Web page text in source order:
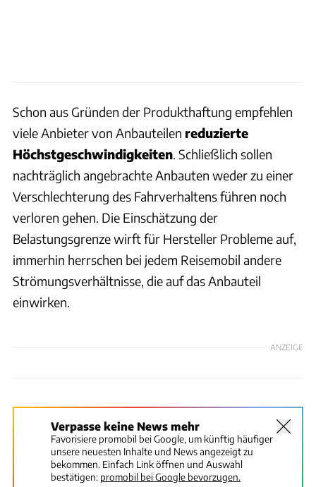
Schon aus Gründen der Produkthaftung empfehlen
viele Anbieter von Anbauteilen reduzierte
Höchstgeschwindigkeiten. Schließlich sollen
nachträglich angebrachte Anbauten weder zu einer
Verschlechterung des Fahrverhaltens führen noch
verloren gehen. Die Einschätzung der
Belastungsgrenze wirft für Hersteller Probleme auf,
immerhin herrschen bei jedem Reisemobil andere
Strömungsverhältnisse, die auf das Anbauteil
einwirken.
ANZEIGE
Verpasse keine News mehr
Favorisiere promobil bei Google, um künftig häufiger
unsere neuesten Inhalte und News angezeigt zu
bekommen. Einfach Link öffnen und Auswahl
bestätigen: promobil bei Google bevorzugen.